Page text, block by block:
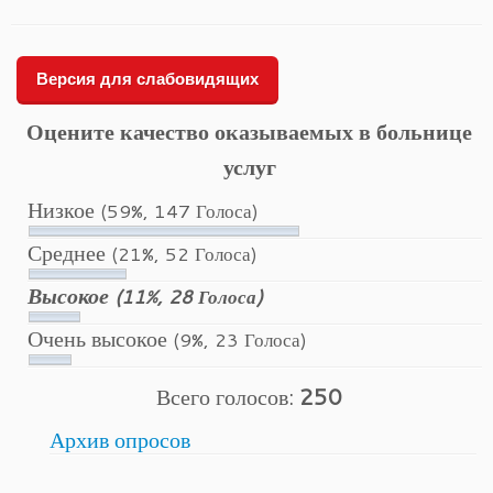
Версия для слабовидящих
Оцените качество оказываемых в больнице
услуг
Низкое (59%, 147 Голоса)
Среднее (21%, 52 Голоса)
Высокое (11%, 28 Голоса)
Очень высокое (9%, 23 Голоса)
Всего голосов: 250
Архив опросов